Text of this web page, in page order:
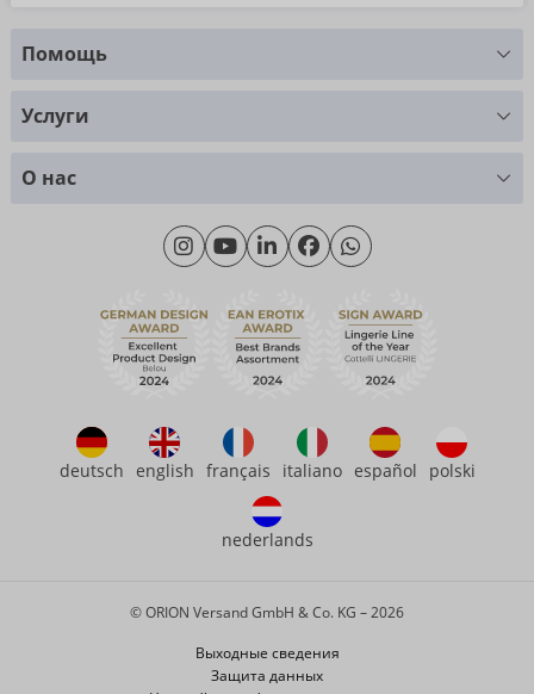
Помощь
Monday - Thursday: 09:00am - 04:00pm
Friday: 09:00am - 3:00pm (CET/CEST)
Контакт
Часто задаваемые вопросы (ЧаВо)
Услуги
О нас
О нас
Продолжительность
eroFame
deutsch english français italiano español polski
nederlands
Выходные сведения
Защита данных
© ORION Versand GmbH & Co. KG – 2026